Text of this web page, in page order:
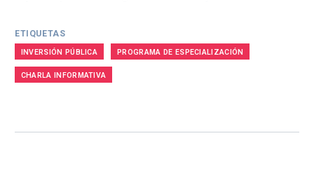
ETIQUETAS
INVERSIÓN PÚBLICA PROGRAMA DE ESPECIALIZACIÓN
CHARLA INFORMATIVA